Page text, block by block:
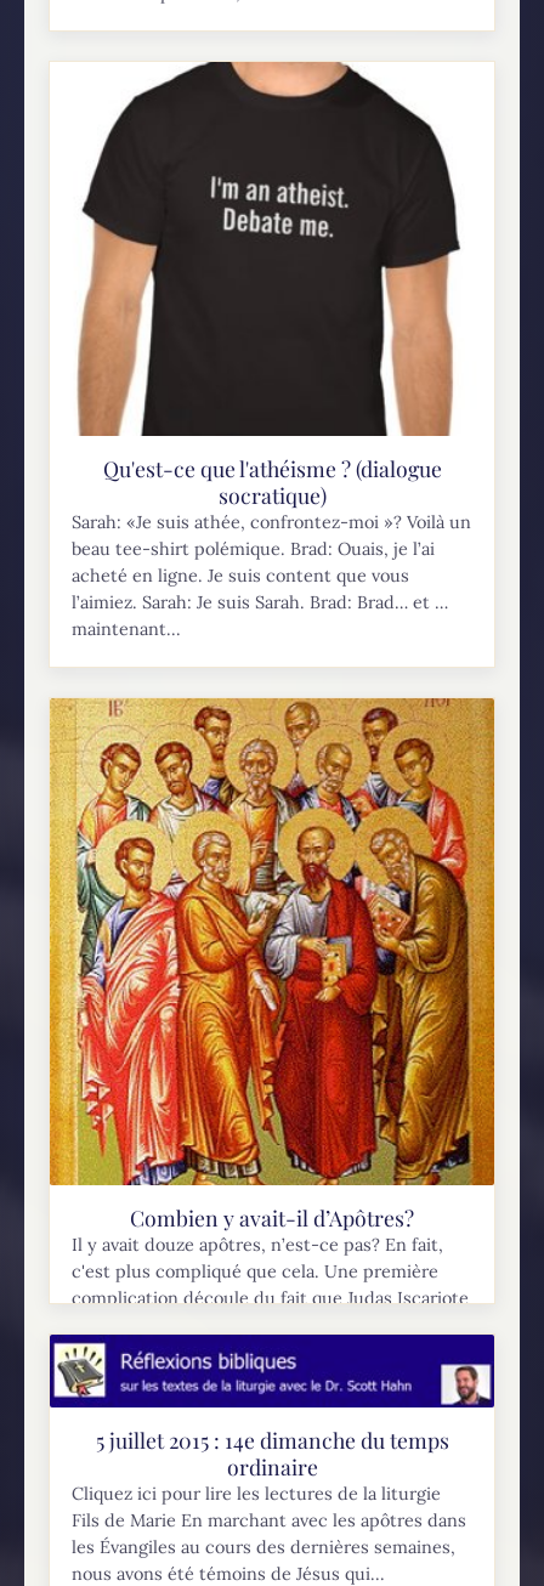
Qu'est-ce que l'athéisme ? (dialogue
socratique)
Sarah: «Je suis athée, confrontez-moi »? Voilà un
beau tee-shirt polémique. Brad: Ouais, je l’ai
acheté en ligne. Je suis content que vous
l’aimiez. Sarah: Je suis Sarah. Brad: Brad… et …
maintenant...
Combien y avait-il d’Apôtres?
Il y avait douze apôtres, n’est-ce pas? En fait,
c'est plus compliqué que cela. Une première
complication découle du fait que Judas Iscariote
5 juillet 2015 : 14e dimanche du temps
ordinaire
Cliquez ici pour lire les lectures de la liturgie
Fils de Marie En marchant avec les apôtres dans
les Évangiles au cours des dernières semaines,
nous avons été témoins de Jésus qui...